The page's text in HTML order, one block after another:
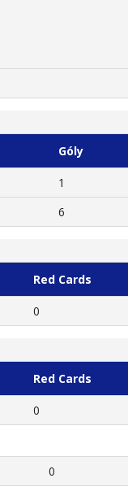
Góly
1
6
Red Cards
0
Red Cards
0
0